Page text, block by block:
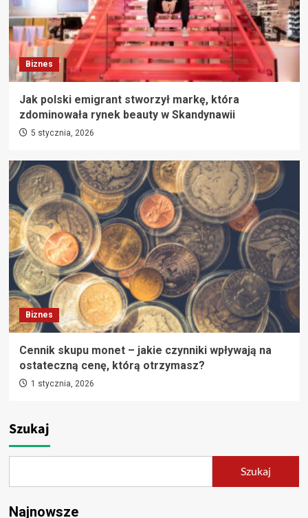
Biznes
Jak polski emigrant stworzył markę, która
zdominowała rynek beauty w Skandynawii
5 stycznia, 2026
Biznes
Cennik skupu monet – jakie czynniki wpływają na
ostateczną cenę, którą otrzymasz?
1 stycznia, 2026
Szukaj
Szukaj
Najnowsze